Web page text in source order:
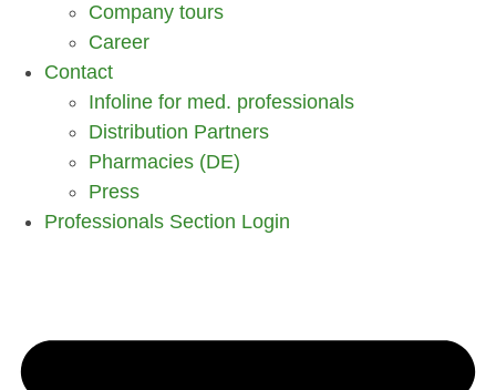
Company tours
Career
Contact
Infoline for med. professionals
Distribution Partners
Pharmacies (DE)
Press
Professionals Section Login